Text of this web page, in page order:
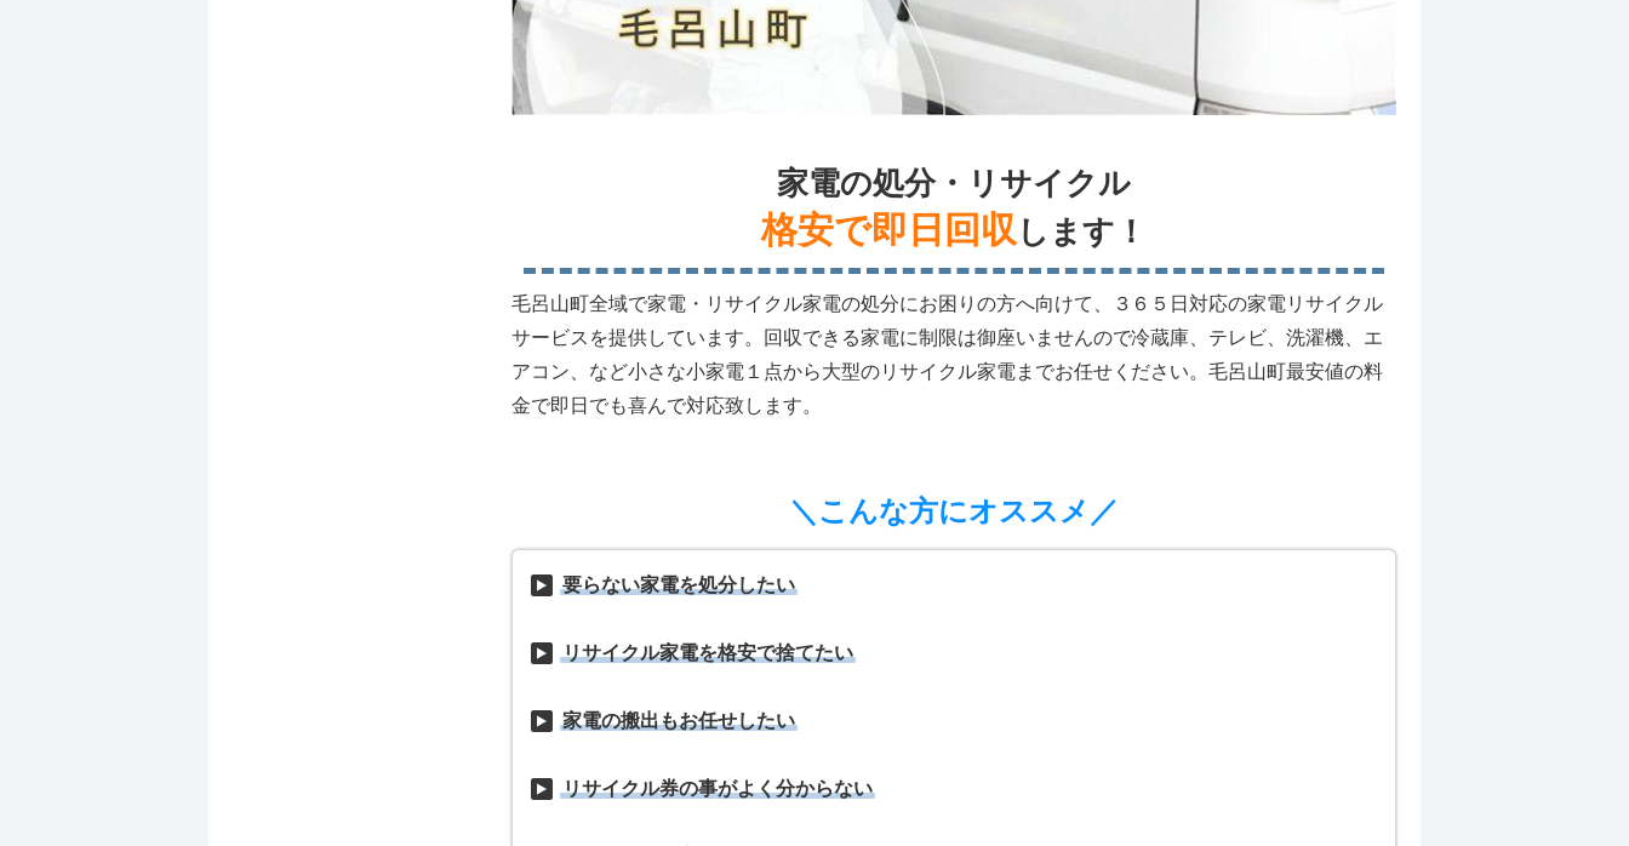
家電の処分・リサイクル
格安で即日回収 します！
毛呂山町全域で家電・リサイクル家電の処分にお困りの方へ向けて、３６５日対応の家電リサイクル
サービスを提供しています。回収できる家電に制限は御座いませんので冷蔵庫、テレビ、洗濯機、エ
アコン、など小さな小家電１点から大型のリサイクル家電までお任せください。毛呂山町最安値の料
金で即日でも喜んで対応致します。
＼こんな方にオススメ／
要らない家電を処分したい
リサイクル家電を格安で捨てたい
家電の搬出もお任せしたい
リサイクル券の事がよく分からない